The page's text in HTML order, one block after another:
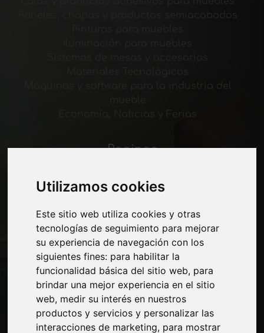
Utilizamos cookies
Este sitio web utiliza cookies y otras
tecnologías de seguimiento para mejorar
su experiencia de navegación con los
siguientes fines: para habilitar la
funcionalidad básica del sitio web, para
brindar una mejor experiencia en el sitio
web, medir su interés en nuestros
productos y servicios y personalizar las
interacciones de marketing, para mostrar
Economía, Noticias y Ferias
Paginas
Corte-comercial
Exposiciones
Journal
Presentarte
Privacidad
Mapa del sitio
Manténgase al día